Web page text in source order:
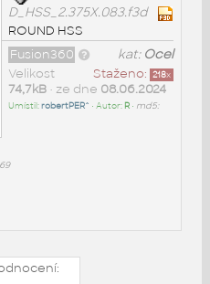
D_HSS_2.375X.083.f3d
ROUND HSS
kat: Ocel
Fusion360
Staženo: 218x
Velikost
74,7kB• ze dne 08.06.2024
Umístil:robertPER^ • Autor: R• md5: